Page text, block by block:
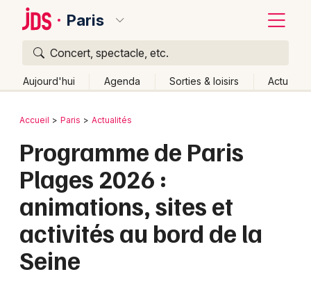
Paris
Concert, spectacle, etc.
Aujourd'hui Agenda Sorties & loisirs Actu
Publier un événement
Grands événements
Activité & Expérience
Manifestations
Bordeaux
Colmar
Lille
Lyon
Marseille
Retour
Accueil Paris Actualités
Programme de Paris
Plages 2026 :
animations, sites et
activités au bord de la
Seine
Quoi ?
Où ?
Près de moi
Changer de lieu
Quand ?
Aujourd'hui
Demain Ce week-end Autre